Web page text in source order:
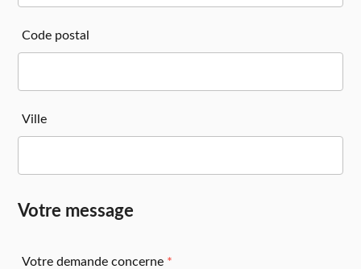
Code postal
Ville
Votre message
Votre demande concerne *